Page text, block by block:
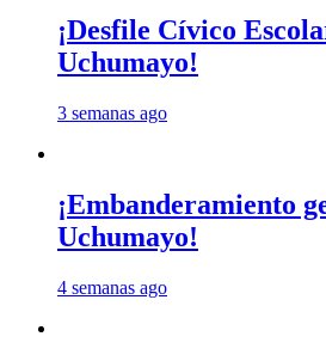
¡Desfile Cívico
Uchumayo!
3 semanas ago
¡Embanderamiento
Uchumayo!
4 semanas ago